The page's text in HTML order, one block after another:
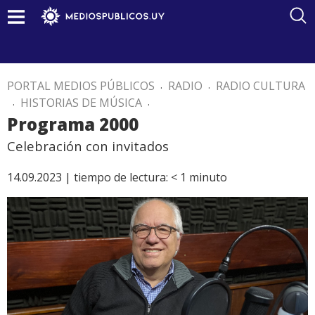
PORTAL MEDIOS PÚBLICOS . RADIO . RADIO CULTURA
. HISTORIAS DE MÚSICA .
Programa 2000
Celebración con invitados
14.09.2023 | tiempo de lectura: < 1 minuto